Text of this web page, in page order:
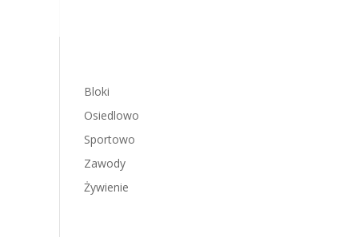
Bloki
Osiedlowo
Sportowo
Zawody
Żywienie